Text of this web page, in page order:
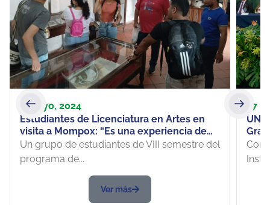
6 mayo, 2024
Estudiantes de Licenciatura en Artes en
visita a Mompox: “Es una experiencia de
reencuentros artísticos”
Un grupo de estudiantes de VIII semestre del
programa de...
Ver más
27
Con